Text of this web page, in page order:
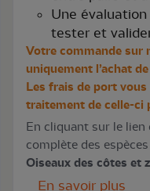
Une
tester et
Votre commande sur
uniquement l’achat
Les frais de port
traitement de celle-ci
En cliquant sur le
complète des
Oiseaux des côtes et
En savoir plus